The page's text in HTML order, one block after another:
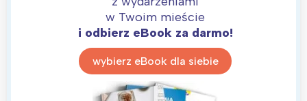
w Twoim mieście
i odbierz eBook za darmo!
wybierz eBook dla siebie